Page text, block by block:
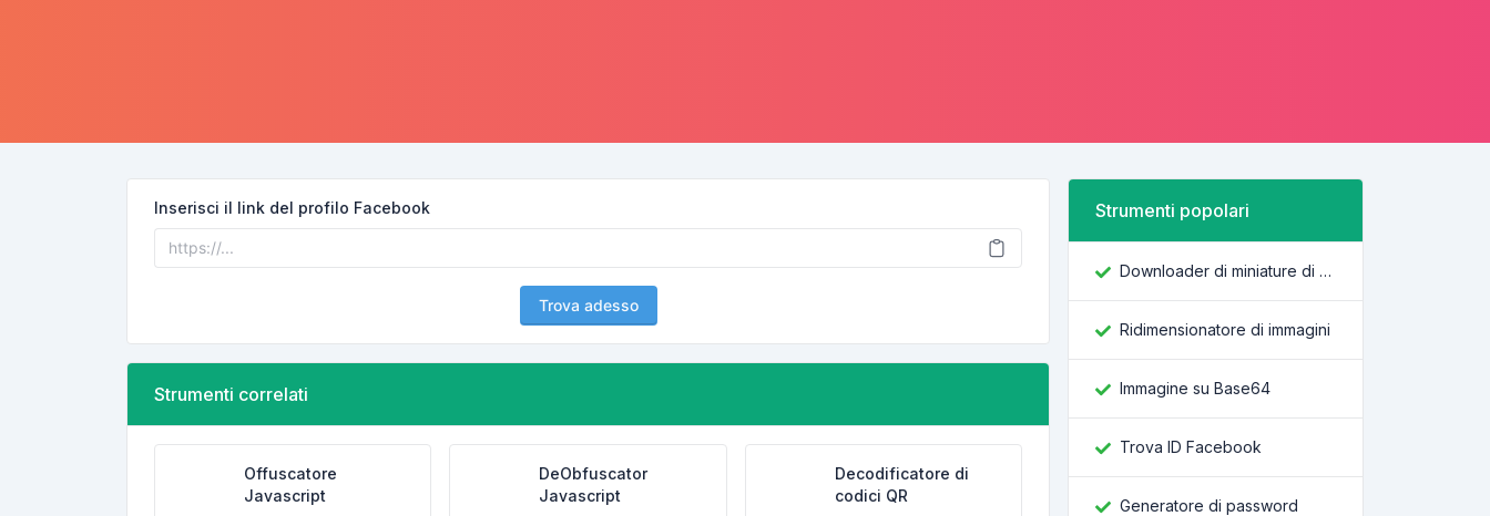
Inserisci il link del profilo Facebook
Trova adesso
Strumenti correlati
Offuscatore
Javascript
DeObfuscator
Javascript
Decodificatore di
codici QR
Strumenti popolari
Downloader di miniature di YouTube
Ridimensionatore di immagini
Immagine su Base64
Trova ID Facebook
Generatore di password